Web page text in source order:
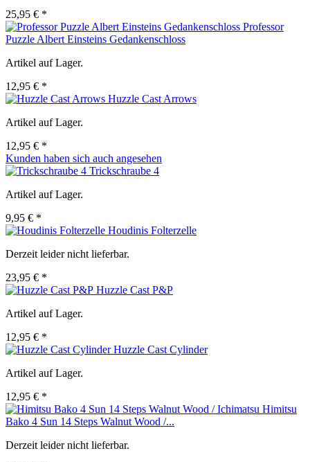
25,95 € *
Professor
Puzzle Albert Einsteins Gedankenschloss
Artikel auf Lager.
12,95 € *
Huzzle Cast Arrows
Artikel auf Lager.
12,95 € *
Kunden haben sich auch angesehen
Trickschraube 4
Artikel auf Lager.
9,95 € *
Houdinis Folterzelle
Derzeit leider nicht lieferbar.
23,95 € *
Huzzle Cast P&P
Artikel auf Lager.
12,95 € *
Huzzle Cast Cylinder
Artikel auf Lager.
12,95 € *
Himitsu
Bako 4 Sun 14 Steps Walnut Wood /...
Derzeit leider nicht lieferbar.